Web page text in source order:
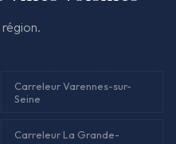
Carreleur Varennes-sur-
Seine
Carreleur La Grande-